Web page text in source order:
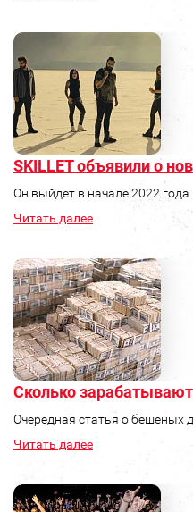
SKILLET объявили о
Он выйдет в начале 2022 года.
Читать далее
Сколько
Очередная статья о бешеных
Читать далее